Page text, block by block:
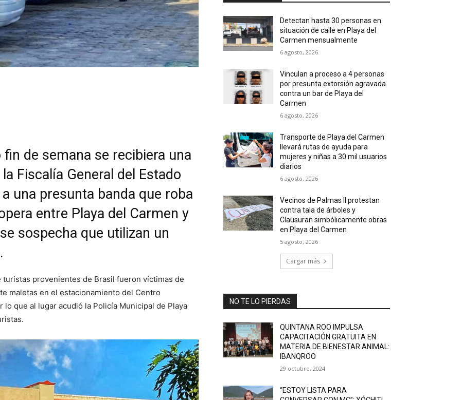
de semana se recibiera una
Fiscalía General del Estado
una presunta banda que roba
entre Playa del Carmen y
sospecha que utilizan un
provenientes de Brasil fueron víctimas de
maletas en el estacionamiento del Centro
que al lugar acudió la Policía Municipal de Playa
Detectan hasta 30 personas en
situación de calle en Playa del
Carmen mensualmente
6 agosto, 2026
Vinculan a proceso a 4 personas
por presunta extorsión agravada
contra un bar de Playa del
Carmen
6 agosto, 2026
Transporte de Playa del Carmen
llevará rutas de ayuda para
mujeres y niñas a 30 mil usuarios
diarios
6 agosto, 2026
Vecinos de Palmas II protestan
contra tala de árboles y
Clausuran simbólicamente obras
en Playa del Carmen
5 agosto, 2026
Cargar más
NO TE LO PIERDAS
QUINTANA ROO IMPULSA
CAPACITACIÓN GRATUITA EN
MATERIA DE BIENESTAR ANIMAL:
IBANQROO
29 octubre, 2024
“ESTOY LISTA PARA